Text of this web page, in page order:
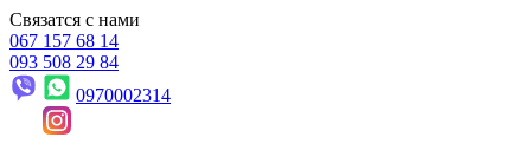
Связатся с нами
067 157 68 14
093 508 29 84
0970002314